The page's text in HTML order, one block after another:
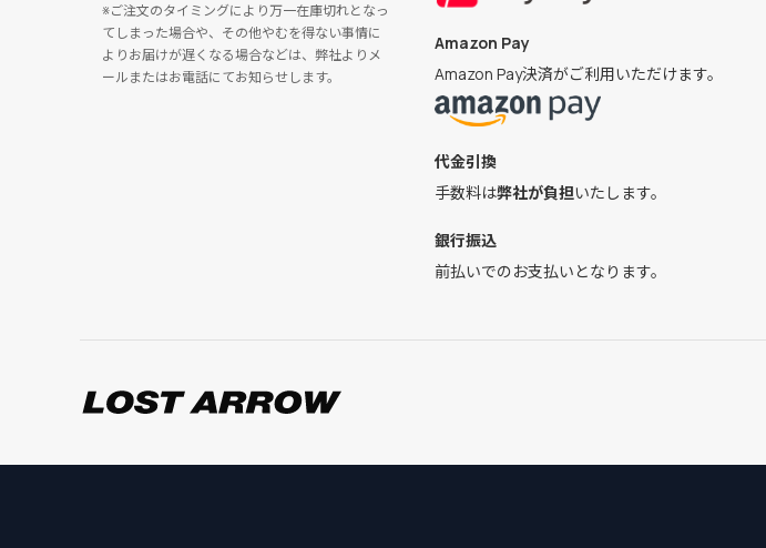
※ご注文のタイミングにより万一在庫切れとなっ
てしまった場合や、その他やむを得ない事情に
よりお届けが遅くなる場合などは、弊社よりメ
ールまたはお電話にてお知らせします。
Amazon Pay
Amazon Pay決済がご利用いただけます。
代金引換
手数料は弊社が負担いたします。
銀行振込
前払いでのお支払いとなります。